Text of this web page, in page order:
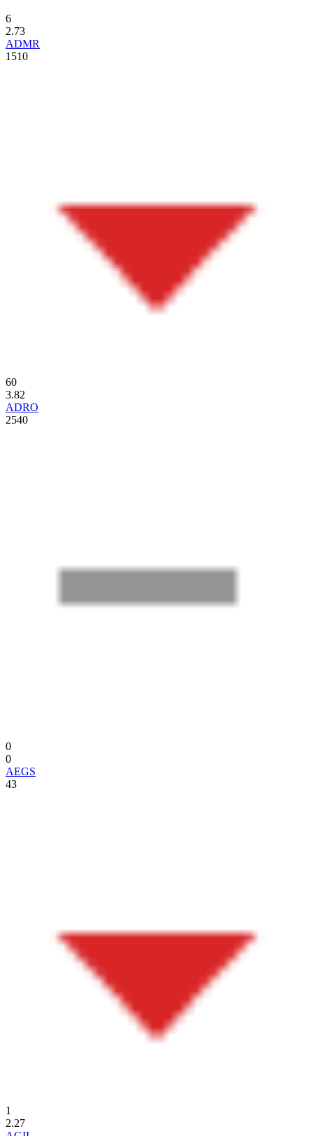
6
2.73
ADMR
1510
60
3.82
ADRO
2540
0
0
AEGS
43
1
2.27